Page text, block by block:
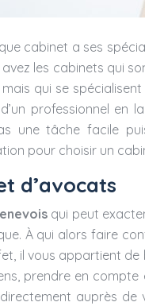
cabinet a ses
les cabinets qui
qui se
professionnel en
une tâche facile
pour choisir un
d’avocats
qui peut
À qui alors faire
il vous appartient
prendre en
auprès